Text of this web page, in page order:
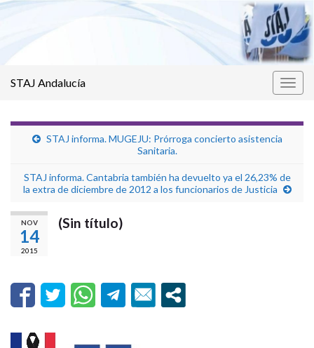
STAJ Andalucía
STAJ informa. MUGEJU: Prórroga concierto asistencia
Sanitaria.
STAJ informa. Cantabria también ha devuelto ya el 26,23% de
la extra de diciembre de 2012 a los funcionarios de Justicia
NOV
14
2015
(Sin título)